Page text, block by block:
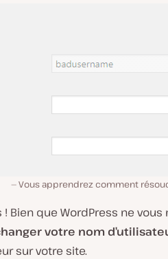
Vous apprendrez comment
Bien que WordPress ne vous
votre nom
sur votre site.